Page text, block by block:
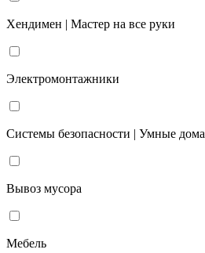
Хендимен | Мастер на все руки
Электромонтажники
Системы безопасности | Умные дома
Вывоз мусора
Мебель